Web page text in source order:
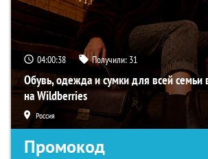
04:00:37 Получили: 31
Обувь, одежда и сумки для всей семьи
на Wildberries
Россия
Промокод